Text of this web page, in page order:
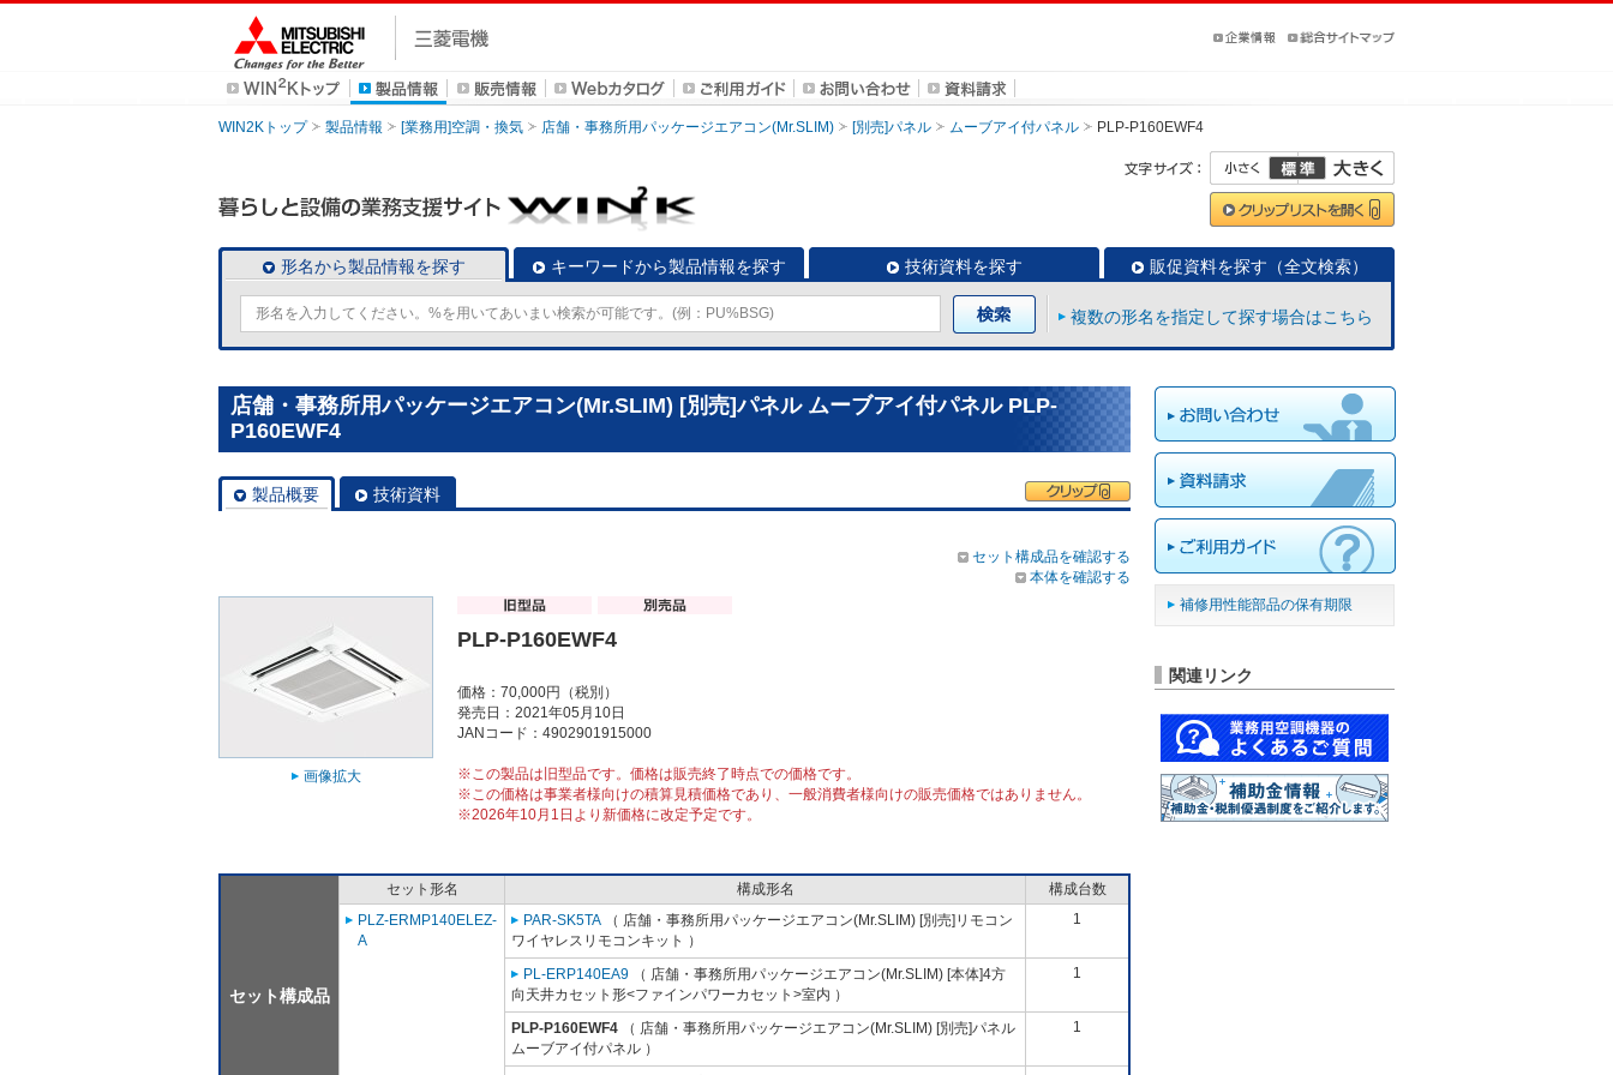
WIN2Kトップ 製品情報 [業務用]空調・換気 店舗・事務所用パッケージエアコン(Mr.SLIM) [別売]パネル ムーブアイ付パネル PLP-P160EWF4
形名から製品情報を探す キーワードから製品情報を探す 技術資料を探す 販促資料を探す（全文検索）
複数の形名を指定して探す場合はこちら
店舗・事務所用パッケージエアコン(Mr.SLIM) [別売]パネル ムーブアイ付パネル PLP-
P160EWF4
製品概要 技術資料
セット構成品を確認する
本体を確認する
画像拡大
PLP-P160EWF4
価格：70,000円（税別）
発売日：2021年05月10日
JANコード：4902901915000
※この製品は旧型品です。価格は販売終了時点での価格です。
※この価格は事業者様向けの積算見積価格であり、一般消費者様向けの販売価格ではありません。
※2026年10月1日より新価格に改定予定です。
セット構成品
セット形名 構成形名
構成台数
PLZ-ERMP140ELEZ-
A
PAR-SK5TA （ 店舗・事務所用パッケージエアコン(Mr.SLIM) [別売]リモコン
ワイヤレスリモコンキット ）
1
PL-ERP140EA9 （ 店舗・事務所用パッケージエアコン(Mr.SLIM) [本体]4方
向天井カセット形<ファインパワーカセット>室内 ）
1
PLP-P160EWF4 （ 店舗・事務所用パッケージエアコン(Mr.SLIM) [別売]パネル
ムーブアイ付パネル ）
1
補修用性能部品の保有期限
関連リンク